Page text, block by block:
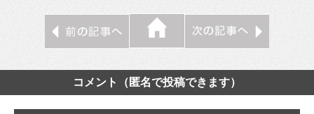
コメント（匿名で投稿できます）